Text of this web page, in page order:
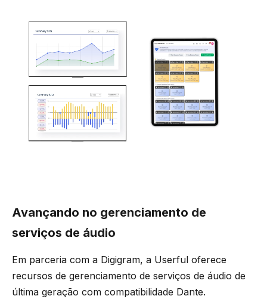
Avançando no gerenciamento de
serviços de áudio
Em parceria com a Digigram, a Userful oferece
recursos de gerenciamento de serviços de áudio de
última geração com compatibilidade Dante.